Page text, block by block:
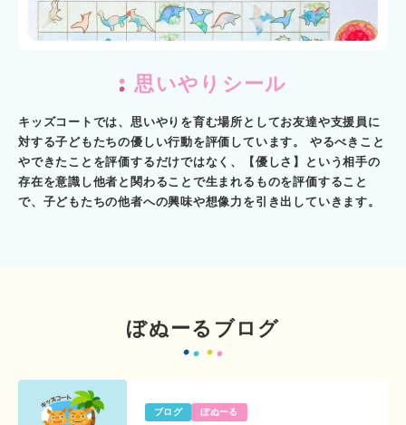
思いやりシール
キッズコートでは、思いやりを育む場所としてお友達や支援員に
対する子どもたちの優しい行動を評価しています。 やるべきこと
やできたことを評価するだけではなく、【優しさ】という相手の
存在を意識し他者と関わることで生まれるものを評価すること
で、子どもたちの他者への興味や想像力を引き出していきます。
ぼぬーるブログ
ブログ ぼぬーる